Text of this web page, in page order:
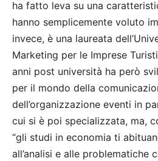
ha fatto leva su una
hanno semplicemente voluto
invece, è una laureata
Marketing per le Imprese
anni post università ha però
per il mondo della
dell’organizzazione eventi in
cui si è poi specializzata, ma,
“gli studi in economia ti
all’analisi e alle problematiche